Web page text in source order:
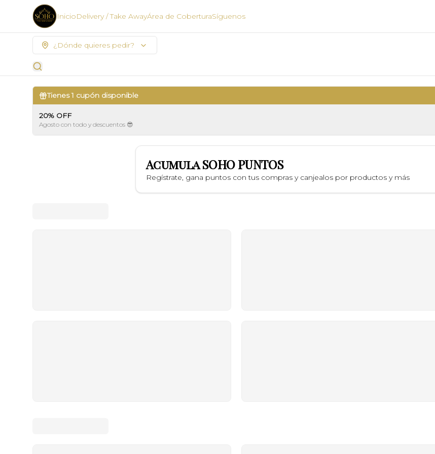
InicioDelivery / Take AwayÁrea de CoberturaSíguenos
¿Dónde quieres pedir?
Tienes1 cupón disponible
20% OFF
Agosto con todo y descuentos 😎
AcumulaSOHO PUNTOS
Regístrate, gana puntos con tus compras y canjealos por productos y más